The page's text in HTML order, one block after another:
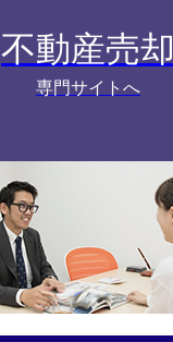
不動産売却
専門サイトへ